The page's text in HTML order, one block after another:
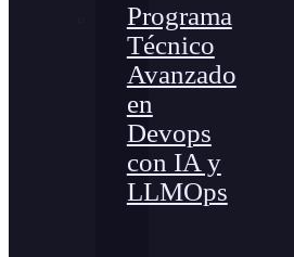
Programa
Técnico
Avanzado
en
Devops
con IA y
LLMOps